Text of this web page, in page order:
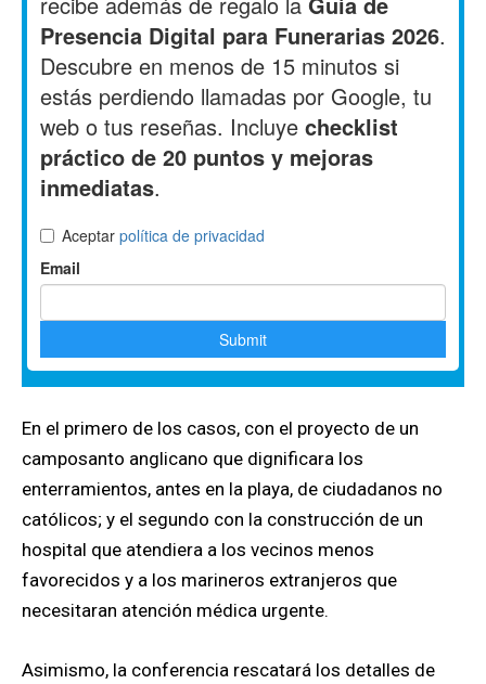
En el primero de los casos, con el proyecto de un
camposanto anglicano que dignificara los
enterramientos, antes en la playa, de ciudadanos no
católicos; y el segundo con la construcción de un
hospital que atendiera a los vecinos menos
favorecidos y a los marineros extranjeros que
necesitaran atención médica urgente.
Asimismo, la conferencia rescatará los detalles de